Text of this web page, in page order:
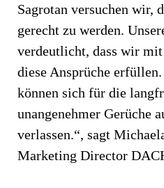
Sagrotan versuchen wir,
gerecht zu werden.
verdeutlicht, dass wir mit
diese Ansprüche
können sich für die
unangenehmer Gerüche
verlassen.“, sagt
Marketing Director